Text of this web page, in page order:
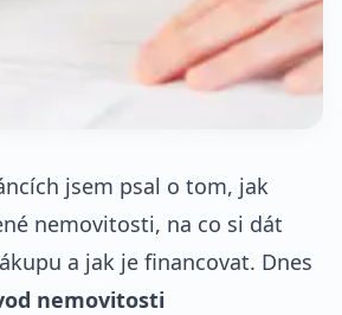
jsem psal o tom, jak
nemovitosti, na co si dát
a jak je financovat. Dnes
nemovitosti